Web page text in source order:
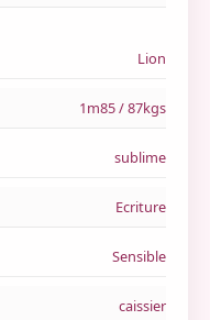
Lion
1m85 / 87kgs
sublime
Ecriture
Sensible
caissier